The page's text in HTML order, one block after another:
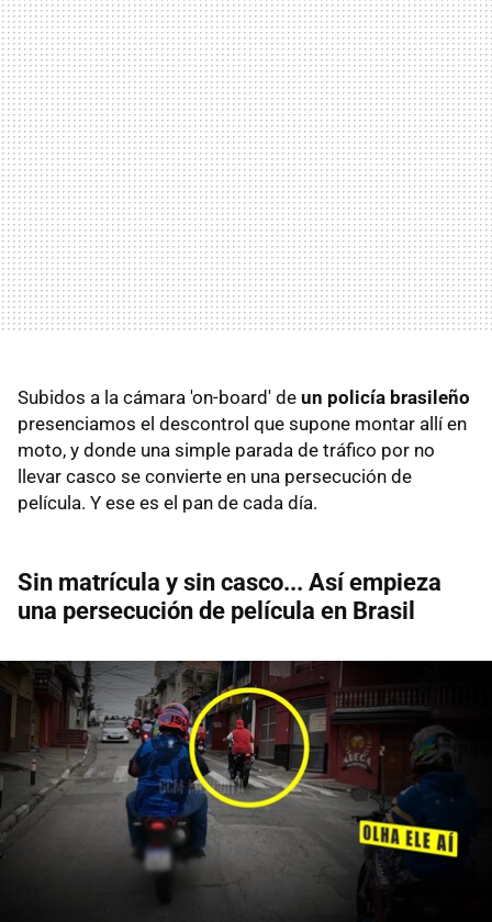
Subidos a la cámara 'on-board' de un policía brasileño
presenciamos el descontrol que supone montar allí en
moto, y donde una simple parada de tráfico por no
llevar casco se convierte en una persecución de
película. Y ese es el pan de cada día.
Sin matrícula y sin casco... Así empieza
una persecución de película en Brasil